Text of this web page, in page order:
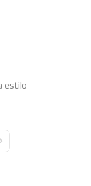
estilo
Page